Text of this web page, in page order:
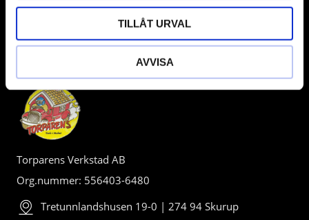
TILLÅT URVAL
AVVISA
Torparens Verkstad AB
Org.nummer: 556403-6480
Tretunnlandshusen 19-0 | 274 94 Skurup